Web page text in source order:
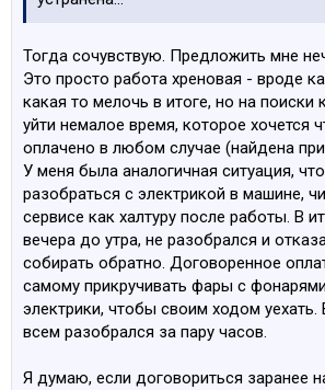
Тогда сочувствую. Предложить мне
Это просто работа хреновая - вроде
какая то мелочь в итоге, но на поиски
уйти немалое время, которое хочется
оплачено в любом случае (найдена
У меня была аналогичная ситуация,
разобраться с электрикой в машине,
сервисе как халтуру после работы. В
вечера до утра, не разобрался и
собирать обратно. Договоренное
самому прикручивать фары с
электрики, чтобы своим ходом уехать.
всем разобрался за пару часов.
Я думаю, если договориться заранее